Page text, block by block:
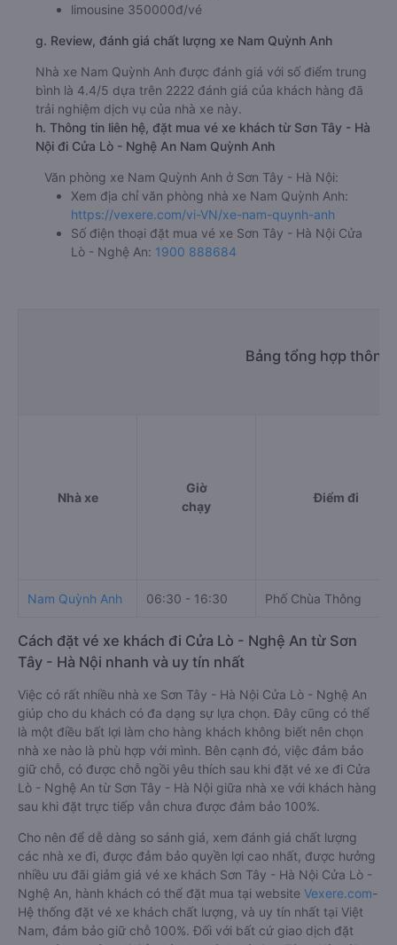
limousine 350000đ/vé
g. Review, đánh giá chất lượng xe Nam Quỳnh Anh
Nhà xe Nam Quỳnh Anh được đánh giá với số điểm trung
bình là 4.4/5 dựa trên 2222 đánh giá của khách hàng đã
trải nghiệm dịch vụ của nhà xe này.
h. Thông tin liên hệ, đặt mua vé xe khách từ Sơn Tây - Hà
Nội đi Cửa Lò - Nghệ An Nam Quỳnh Anh
Văn phòng xe Nam Quỳnh Anh ở Sơn Tây - Hà Nội:
Xem địa chỉ văn phòng nhà xe Nam Quỳnh Anh:
https://vexere.com/vi-VN/xe-nam-quynh-anh
Số điện thoại đặt mua vé xe Sơn Tây - Hà Nội Cửa
Lò - Nghệ An: 1900 888684
Bảng tổng hợp thông
Nhà xe
Giờ
chạy
Điểm đi
Nam Quỳnh Anh 06:30 - 16:30 Phố Chùa Thông
Cách đặt vé xe khách đi Cửa Lò - Nghệ An từ Sơn
Tây - Hà Nội nhanh và uy tín nhất
Việc có rất nhiều nhà xe Sơn Tây - Hà Nội Cửa Lò - Nghệ An
giúp cho du khách có đa dạng sự lựa chọn. Đây cũng có thể
là một điều bất lợi làm cho hàng khách không biết nên chọn
nhà xe nào là phù hợp với mình. Bên cạnh đó, việc đảm bảo
giữ chỗ, có được chỗ ngồi yêu thích sau khi đặt vé xe đi Cửa
Lò - Nghệ An từ Sơn Tây - Hà Nội giữa nhà xe với khách hàng
sau khi đặt trực tiếp vẫn chưa được đảm bảo 100%.
Cho nên để dễ dàng so sánh giá, xem đánh giá chất lượng
các nhà xe đi, được đảm bảo quyền lợi cao nhất, được hưởng
nhiều ưu đãi giảm giá vé xe khách Sơn Tây - Hà Nội Cửa Lò -
Nghệ An, hành khách có thể đặt mua tại website Vexere.com-
Hệ thống đặt vé xe khách chất lượng, và uy tín nhất tại Việt
Nam, đảm bảo giữ chỗ 100%. Đối với bất cứ giao dịch đặt